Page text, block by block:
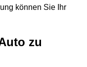
können Sie Ihr
zu